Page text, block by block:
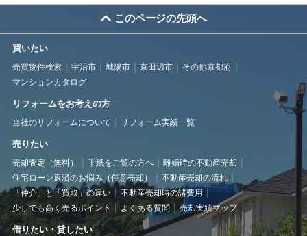
このページの先頭へ
買いたい
売買物件検索 宇治市 城陽市 京田辺市
その他京都府
マンションカタログ
リフォームをお考えの方
当社のリフォームについて リフォーム実績一覧
売りたい
売却査定（無料） 手紙をご覧の方へ
離婚時の不動産売却
住宅ローン返済のお悩み（任意売却）
不動産売却の流れ
「仲介」と「買取」の違い
不動産売却時の諸費用
少しでも高く売るポイント
よくある質問 売却実績マップ
借りたい・貸したい